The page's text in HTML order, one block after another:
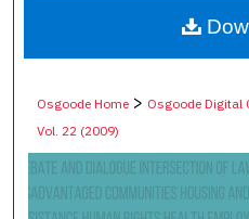
Digital
Osgoode Home > Osgoode Digital
Vol. 22 (2009)